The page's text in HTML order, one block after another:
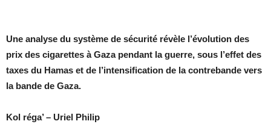
Une analyse du système de sécurité révèle l’évolution des
prix des cigarettes à Gaza pendant la guerre, sous l’effet des
taxes du Hamas et de l’intensification de la contrebande vers
la bande de Gaza.
Kol réga’ – Uriel Philip